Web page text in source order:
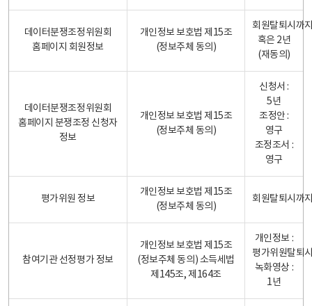
데이터분쟁조정위원회
홈페이지 회원정보
개인정보 보호법 제15조
(정보주체 동의)
회원탈퇴시까
혹은 2년
(재동의)
데이터분쟁조정위원회
홈페이지 분쟁조정 신청자
정보
개인정보 보호법 제15조
(정보주체 동의)
신청서 :
5년
조정안 :
영구
조정조서 :
영구
평가위원 정보
개인정보 보호법 제15조
(정보주체 동의)
회원탈퇴시까
참여기관 선정평가 정보
개인정보 보호법 제15조
(정보주체 동의) 소득세법
제145조, 제164조
개인정보 :
평가위원탈퇴
녹화영상 :
1년